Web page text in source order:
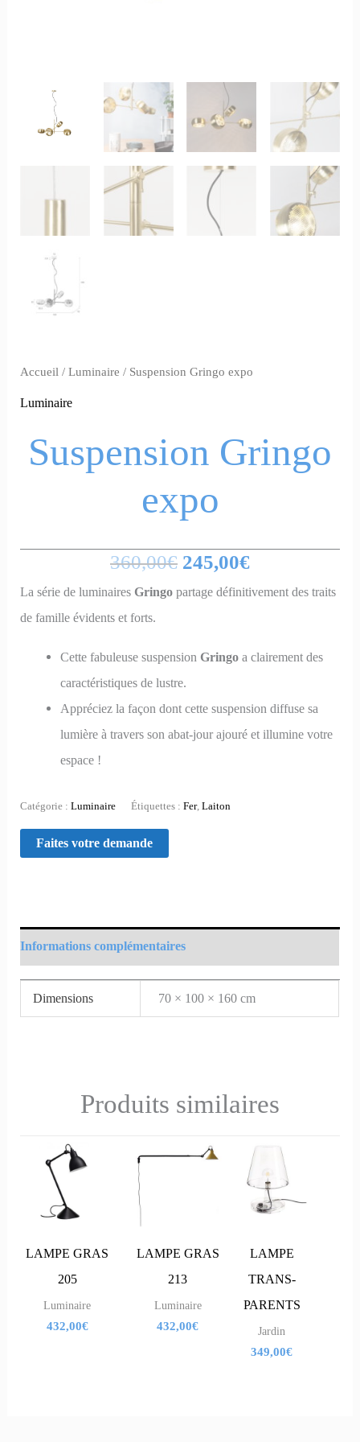
Accueil /Luminaire / Suspension Gringo expo
Luminaire
Suspension Gringo
expo
360,00€ 245,00€
La série de luminairesGringo partage définitivement des traits
de famille évidents et forts.
Cette fabuleuse suspension Gringoa clairement des
caractéristiques de lustre.
Appréciez la façon dont cette suspension diffuse sa
lumière à travers son abat-jour ajouré et illumine votre
espace !
Catégorie :Luminaire Étiquettes :Fer,Laiton
Informations complémentaires
Dimensions 70 × 100 × 160 cm
Produits similaires
LAMPE GRAS
205
Luminaire
432,00€
LAMPE GRAS
213
Luminaire
432,00€
LAMPE
TRANS-
PARENTS
Jardin
349,00€